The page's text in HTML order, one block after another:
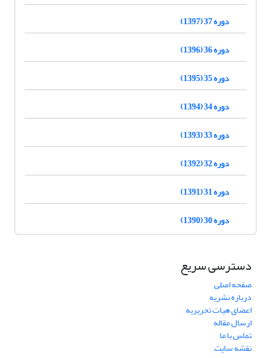
دوره 37 (1397)
دوره 36 (1396)
دوره 35 (1395)
دوره 34 (1394)
دوره 33 (1393)
دوره 32 (1392)
دوره 31 (1391)
دوره 30 (1390)
دسترسی سریع
صفحه اصلی
درباره نشریه
اعضای هیات تحریریه
ارسال مقاله
تماس با ما
نقشه سایت